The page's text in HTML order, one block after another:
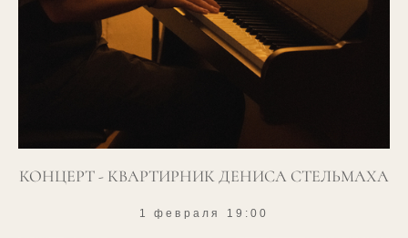
КОНЦЕРТ - КВАРТИРНИК ДЕНИСА СТЕЛЬМАХА
1 февраля 19:00